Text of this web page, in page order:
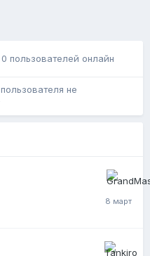
0 пользователей онлайн
не